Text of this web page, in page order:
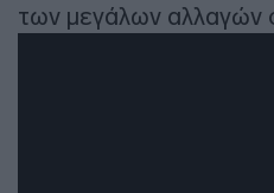
των μεγάλων αλλαγών